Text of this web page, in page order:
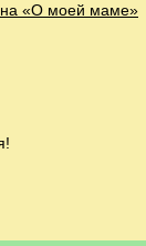
«О моей маме»